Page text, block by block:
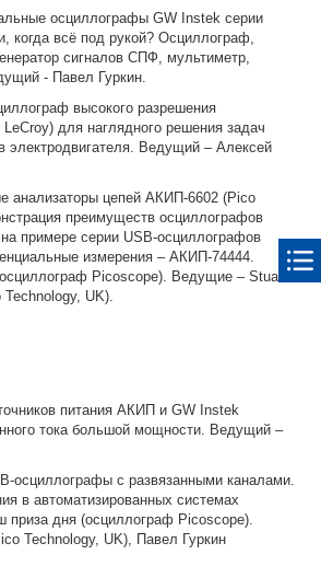
осциллографы GW Instek серии
когда всё под рукой? Осциллограф,
сигналов СПФ, мультиметр,
- Павел Гуркин.
высокого разрешения
LeCroy) для наглядного решения задач
электродвигателя. Ведущий – Алексей
анализаторы цепей АКИП-6602 (Pico
преимуществ осциллографов
примере серии USB-осциллографов
измерения – АКИП-74444.
Picoscope). Ведущие – Stuart
UK).
питания АКИП и GW Instek
тока большой мощности. Ведущий –
осциллографы с развязанными каналами.
в автоматизированных системах
приза дня (осциллограф Picoscope).
Technology, UK), Павел Гуркин